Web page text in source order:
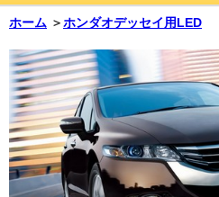
ホーム ＞ホンダオデッセイ用LED